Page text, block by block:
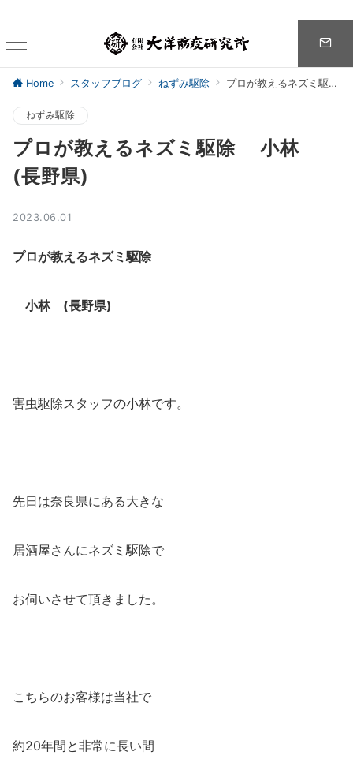
Home スタッフブログ ねずみ駆除 プロが教えるネズミ駆除 小林 (長野県)
ねずみ駆除
プロが教えるネズミ駆除 小林
(長野県)
2023.06.01
プロが教えるネズミ駆除
小林 (長野県)
害虫駆除スタッフの小林です。
先日は奈良県にある大きな
居酒屋さんにネズミ駆除で
お伺いさせて頂きました。
こちらのお客様は当社で
約20年間と非常に長い間